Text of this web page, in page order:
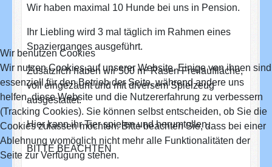
Wir haben maximal 10 Hunde bei uns in Pension.
Ihr Liebling wird 3 mal täglich im Rahmen eines
Spazierganges ausgeführt.
Zusätzlich haben wir 500 m² Rasen Freilauffläche,
voll eingezäunt und mit diversem Spielzeug
ausgestattet.
Hier kann ihr Tier spielen und herumtollen.
BITTE BEACHTEN
Wir benutzen Cookies
Wir nutzen Cookies auf unserer Website. Einige von ihnen sind
essenziell für den Betrieb der Seite, während andere uns
helfen, diese Website und die Nutzererfahrung zu verbessern
(Tracking Cookies). Sie können selbst entscheiden, ob Sie die
Cookies zulassen möchten. Bitte beachten Sie, dass bei einer
Ablehnung womöglich nicht mehr alle Funktionalitäten der
Seite zur Verfügung stehen.